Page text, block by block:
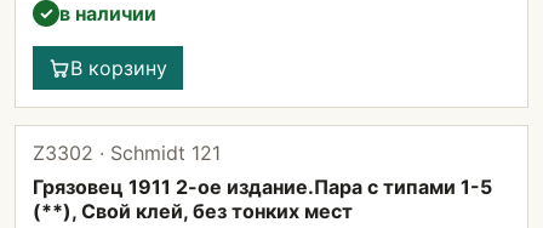
✓ в наличии
В корзину
Z3302 · Schmidt 121
Грязовец 1911 2-ое издание.Пара с типами 1-5
(**), Свой клей, без тонких мест